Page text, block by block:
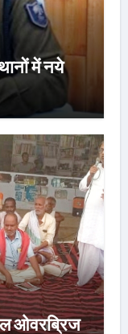
में नये
ओवरब्रिज